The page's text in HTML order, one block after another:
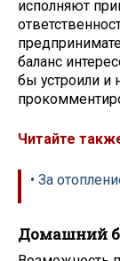
исполняют
баланс
бы устроили и
Читайте
• За
Домашний